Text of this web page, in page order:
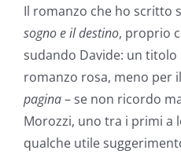
Il romanzo che ho scritto
sogno e il destino, proprio
sudando Davide: un
romanzo rosa, meno per
pagina– se non ricordo
Morozzi, uno tra i primi a
qualche utile